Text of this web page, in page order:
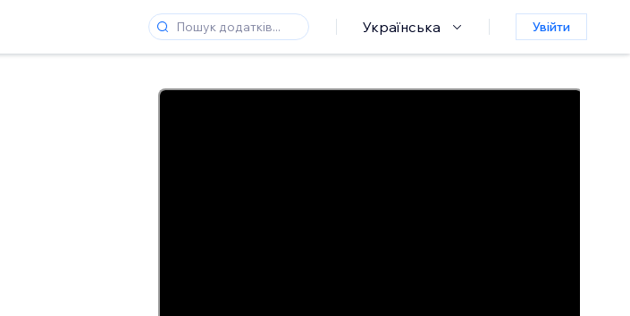
Українська Увійти